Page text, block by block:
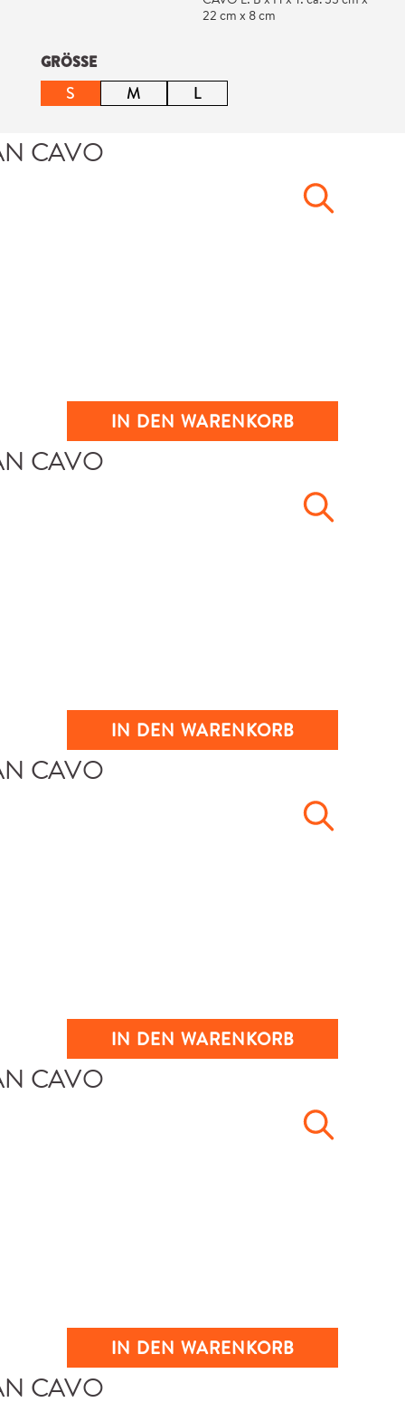
22 cm x 8 cm
GRÖSSEauswählen
S(Diese Option ist zurzeit nicht verfügbar.)
M(Diese Option ist zurzeit nicht verfügbar.)
L(Diese Option ist zurzeit nicht
IN DEN WARENKORB
IN DEN WARENKORB
IN DEN WARENKORB
IN DEN WARENKORB